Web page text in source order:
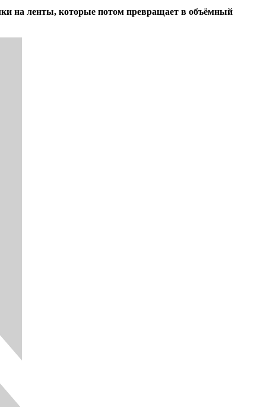
на ленты, которые потом превращает в объёмный